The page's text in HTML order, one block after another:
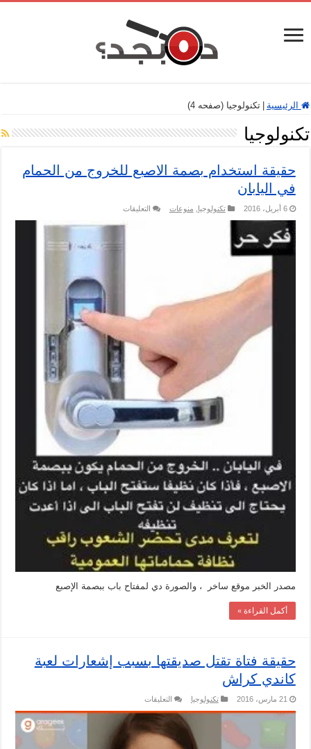
الرئيسية تكنولوجيا (صفحه 4)
تكنولوجيا
حقيقة استخدام بصمة الاصبع للخروج من الحمام
في اليابان
6 أبريل، 2016 تكنولوجيا منوعات التعليقات
استخدام
الاصبع
اليابان
مغلقة
مصدر الخبر موقع ساخر ، والصورة دي لمفتاح باب ببصمة الإصبع
أكمل القراءة »
حقيقة فتاة تقتل صديقتها بسبب إشعارات لعبة
كاندي كراش
21 مارس، 2016 تكنولوجيا التعليقات
فتاة
صديقتها
بسبب